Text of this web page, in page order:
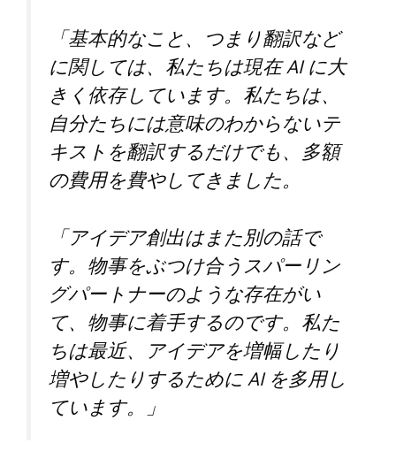
「基本的なこと、つまり翻訳など
に関しては、私たちは現在 AI に大
きく依存しています。私たちは、
自分たちには意味のわからないテ
キストを翻訳するだけでも、多額
の費用を費やしてきました。
「アイデア創出はまた別の話で
す。物事をぶつけ合うスパーリン
グパートナーのような存在がい
て、物事に着手するのです。私た
ちは最近、アイデアを増幅したり
増やしたりするために AI を多用し
ています。」